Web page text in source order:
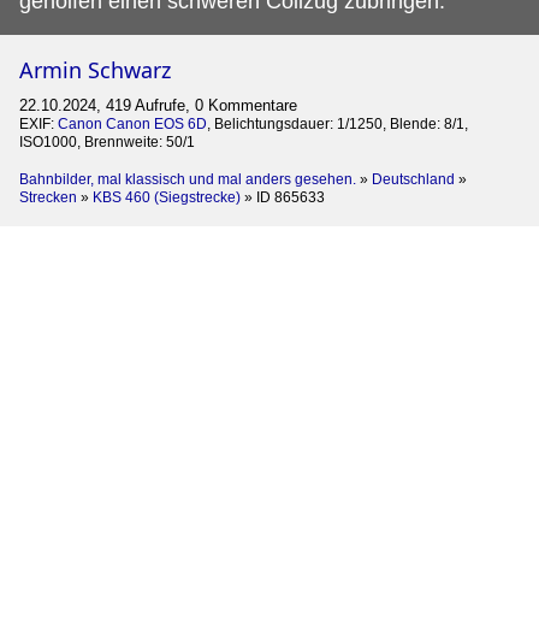
Armin Schwarz
22.10.2024, 419 Aufrufe, 0 Kommentare
EXIF: Canon Canon EOS 6D, Belichtungsdauer: 1/1250, Blende: 8/1,
ISO1000, Brennweite: 50/1
Bahnbilder, mal klassisch und mal anders gesehen. » Deutschland »
Strecken » KBS 460 (Siegstrecke) » ID 865633